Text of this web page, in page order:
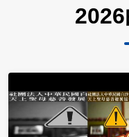
2026